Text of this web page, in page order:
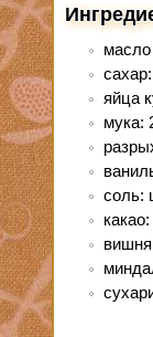
масло
яйца
мука:
соль: